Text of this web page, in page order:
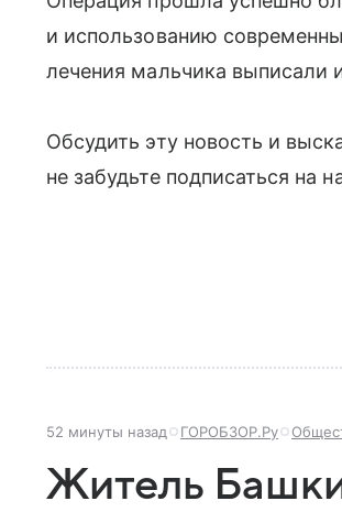
и использованию
лечения мальчика выписали
Обсудить эту новость и
не забудьте подписаться на
52 минуты назад ГОРОБЗОР.Ру
Житель